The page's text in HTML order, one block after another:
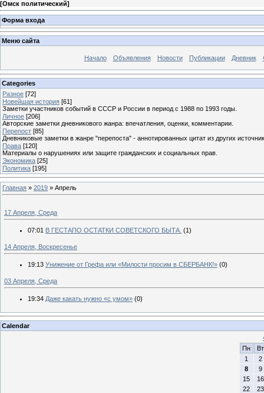
[Омск политический]
Форма входа
Меню сайта
Начало Объявления Новости Публикации Дневник
Categories
Разное [72]
Новейшая история [61]
Заметки участников событий в СССР и России в период с 1988 по 1993 годы.
Личное [206]
Авторские заметки дневникового жанра: впечатления, оценки, комментарии.
Перепост [85]
Дневниковые заметки в жанре "перепоста" - аннотированных цитат из других
Права [120]
Материалы о нарушениях или защите гражданских и социальных прав.
Экономика [25]
Политика [195]
Главная » 2019 » Апрель
17 Апреля, Среда
07:01 В ГЕСТАПО ОСТАТКИ СОВЕТСКОГО БЫТА. (1)
14 Апреля, Воскресенье
19:13 Унижение от Грефа или «Милости просим в СБЕРБАНК!» (0)
03 Апреля, Среда
19:34 Даже какать нужно «с умом» (0)
Calendar
Пн
Вт
1
2
8
9
15
16
22
23